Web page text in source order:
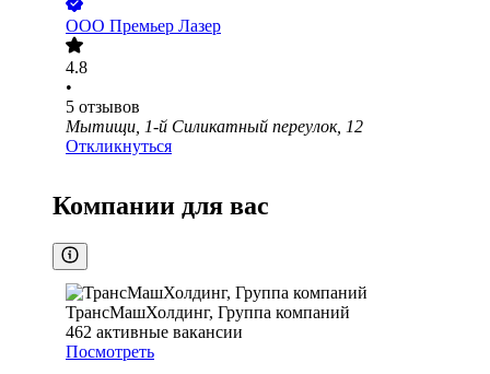
ООО Премьер Лазер
4.8
•
5 отзывов
Мытищи, 1-й Силикатный переулок, 12
Откликнуться
Компании для вас
ТрансМашХолдинг, Группа компаний
462 активные вакансии
Посмотреть